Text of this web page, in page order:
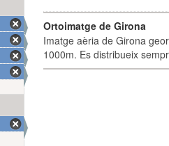
Ortoimatge de Girona
Imatge aèria de Girona
1000m. Es distribueix